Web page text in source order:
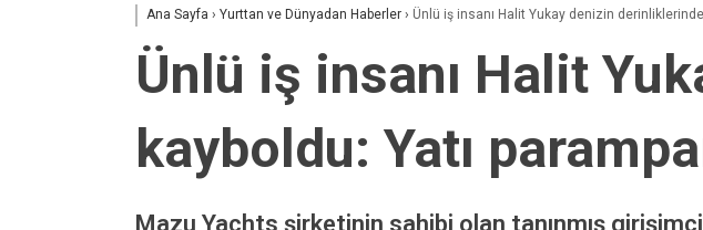
Ana Sayfa › Yurttan ve Dünyadan Haberler › Ünlü iş insanı Halit Yukay denizin
Ünlü iş insanı Halit
kayboldu: Yatı
Mazu Yachts şirketinin sahibi olan tanınmış girişimci